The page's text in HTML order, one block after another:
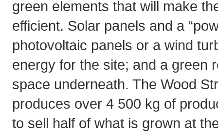
green elements that will make
efficient. Solar panels and a
photovoltaic panels or a wind
energy for the site; and a green
space underneath. The Wood
produces over 4 500 kg of
to sell half of what is grown at